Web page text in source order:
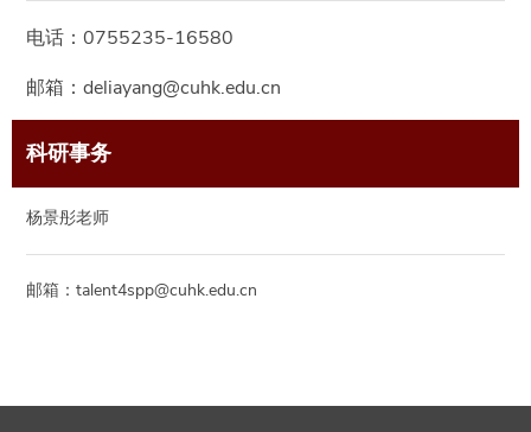
电话：0755235-16580
邮箱：deliayang@cuhk.edu.cn
科研事务
杨景彤老师
邮箱：talent4spp@cuhk.edu.cn